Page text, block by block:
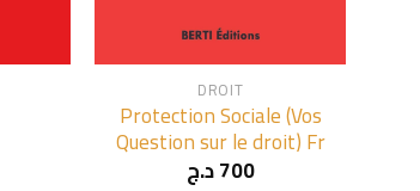
DROIT
Protection Sociale (Vos
Question sur le droit) Fr
700د.ج